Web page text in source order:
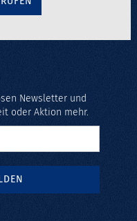
Newsletter und
oder Aktion mehr.